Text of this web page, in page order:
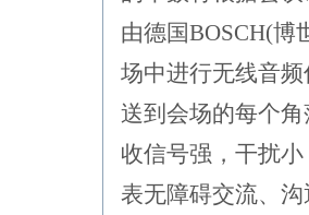
由德国BOSCH(
场中进行无线音
送到会场的每个
收信号强，干扰
表无障碍交流、沟